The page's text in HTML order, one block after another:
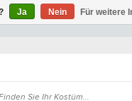
Sie derzeit nicht
Ja Nein Für weitere